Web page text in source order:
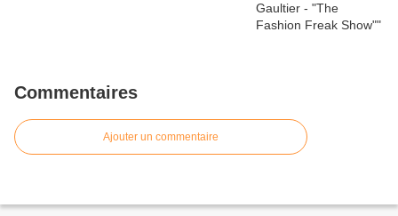
Commentaires
Ajouter un commentaire